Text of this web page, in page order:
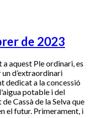
de 2023
a aquest Ple ordinari, es
d’extraordinari
dedicat a la concessió
potable i del
Cassà de la Selva que
el futur. Primerament, i